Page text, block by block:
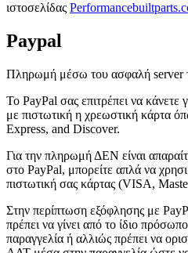
ιστοσελίδας
Paypal
Πληρωμή μέσω του ασφαλή server
Το PayPal σας επιτρέπει να
με πιστωτική η χρεωστική κάρτα
Express, and Discover.
Για την πληρωμή ΔΕΝ είναι
στο PayPal, μπορείτε απλά να
πιστωτική σας κάρτας (VISA,
Στην περίπτωση εξόφλησης με
πρέπει να γίνει από το ίδιο
παραγγελία ή αλλιώς πρέπει να